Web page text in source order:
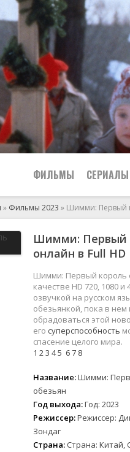
ФИЛЬМЫ
2024
2023
2022
2021
Русские
СССР
СЕРИАЛЫ
» Фильмы 2023 » Шимми: Первый
Шимми: Первый
онлайн в Full HD
Шимми: Первый король
качестве HD 720, 1080
озвучкой на русском
обезьянкой, пока в нем
обрадоваться этой
его суперспособность
спасение целого мира.
1 23 45 67 8
Название:Шимми:
обезьян
Год выхода:Год: 2023
Режиссер:Режиссер:
Зондаг
Страна: Страна: Китай,